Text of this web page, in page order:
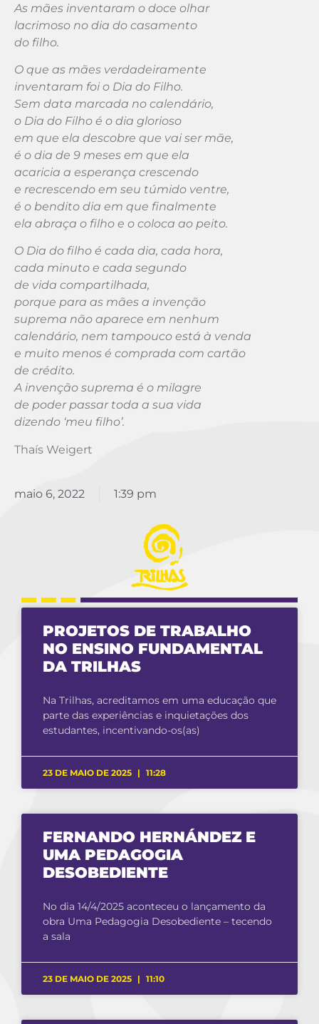
As mães inventaram o doce olhar
lacrimoso no dia do casamento
do filho.
O que as mães verdadeiramente
inventaram foi o Dia do Filho.
Sem data marcada no calendário,
o Dia do Filho é o dia glorioso
em que ela descobre que vai ser mãe,
é o dia de 9 meses em que ela
acaricia a esperança crescendo
e recrescendo em seu túmido ventre,
é o bendito dia em que finalmente
ela abraça o filho e o coloca ao peito.
O Dia do filho é cada dia, cada hora,
cada minuto e cada segundo
de vida compartilhada,
porque para as mães a invenção
suprema não aparece em nenhum
calendário, nem tampouco está à venda
e muito menos é comprada com cartão
de crédito.
A invenção suprema é o milagre
de poder passar toda a sua vida
dizendo ‘meu filho’.
Thaís Weigert
maio 6, 2022 1:39 pm
PROJETOS DE TRABALHO
NO ENSINO FUNDAMENTAL
DA TRILHAS
Na Trilhas, acreditamos em uma educação que
parte das experiências e inquietações dos
estudantes, incentivando-os(as)
23 DE MAIO DE 2025 11:28
FERNANDO HERNÁNDEZ E
UMA PEDAGOGIA
DESOBEDIENTE
No dia 14/4/2025 aconteceu o lançamento da
obra Uma Pedagogia Desobediente – tecendo
a sala
23 DE MAIO DE 2025 11:10